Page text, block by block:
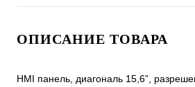
ОПИСАНИЕ ТОВАРА
HMI панель, диагональ 15,6”,